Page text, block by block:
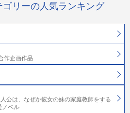
ゴリーの人気ランキング
作企画作品
公は、なぜか彼女の妹の家庭教師をする
ベル